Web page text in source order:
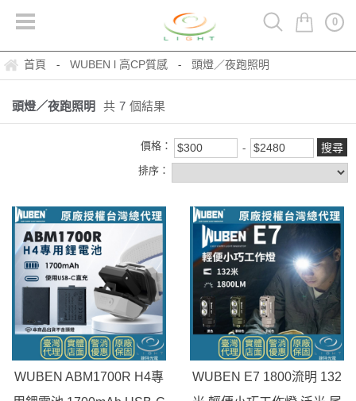
0
首頁 - WUBEN l 高CP質感 - 頭燈／夜跑照明
頭燈／夜跑照明 共 7 個結果
價格：
排序：
WUBEN ABM1700R H4專
WUBEN E7 1800流明 132